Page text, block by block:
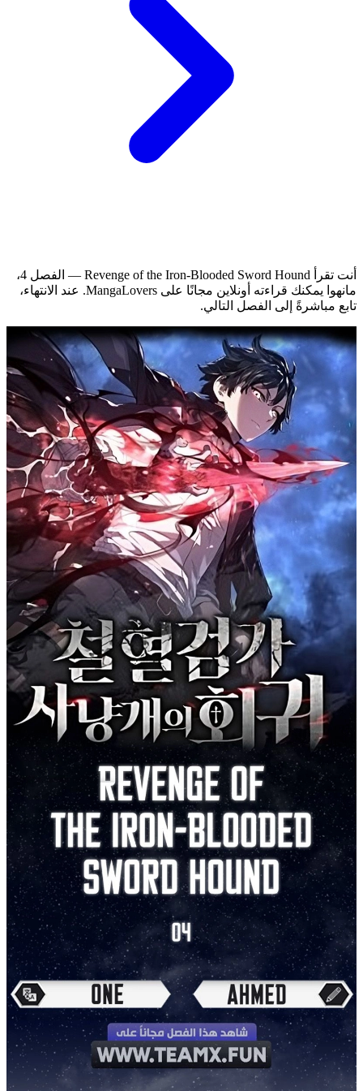
أنت تقرأ Revenge of the Iron-Blooded Sword Hound — الفصل 4،
مانهوا يمكنك قراءته أونلاين مجانًا على MangaLovers.
عند الانتهاء،
تابع مباشرةً إلى الفصل التالي.